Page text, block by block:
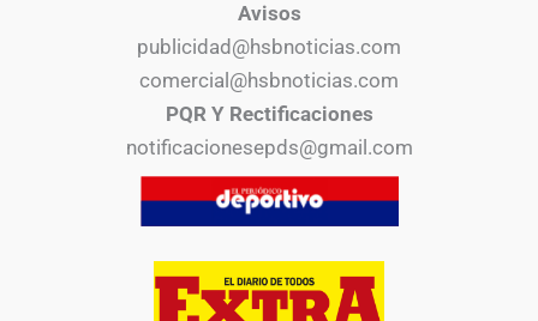
Avisos
publicidad@hsbnoticias.com
comercial@hsbnoticias.com
PQR Y Rectificaciones
notificacionesepds@gmail.com